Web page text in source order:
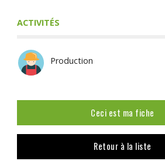
ACTIVITÉS
Production
Ceci est ma fiche
Retour à la liste